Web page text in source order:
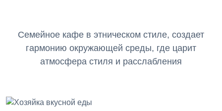
Семейное кафе в этническом стиле, создает
гармонию окружающей среды, где царит
атмосфера стиля и расслабления